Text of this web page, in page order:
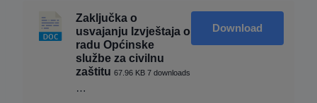
Zaključka o
usvajanju Izvještaja o
radu Općinske
službe za civilnu
zaštitu 67.96 KB 7 downloads
…
Download